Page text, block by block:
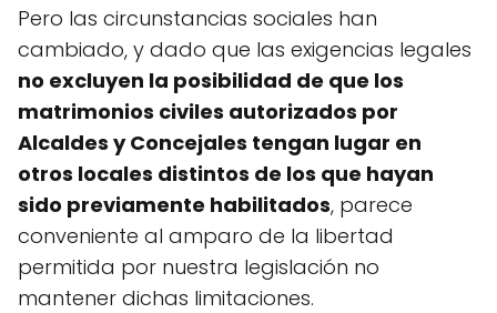
Pero las circunstancias sociales han
cambiado, y dado que las exigencias legales
no excluyen la posibilidad de que los
matrimonios civiles autorizados por
Alcaldes y Concejales tengan lugar en
otros locales distintos de los que hayan
sido previamente habilitados, parece
conveniente al amparo de la libertad
permitida por nuestra legislación no
mantener dichas limitaciones.